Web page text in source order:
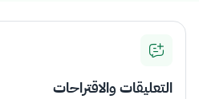
التعليقات والاقتراحات